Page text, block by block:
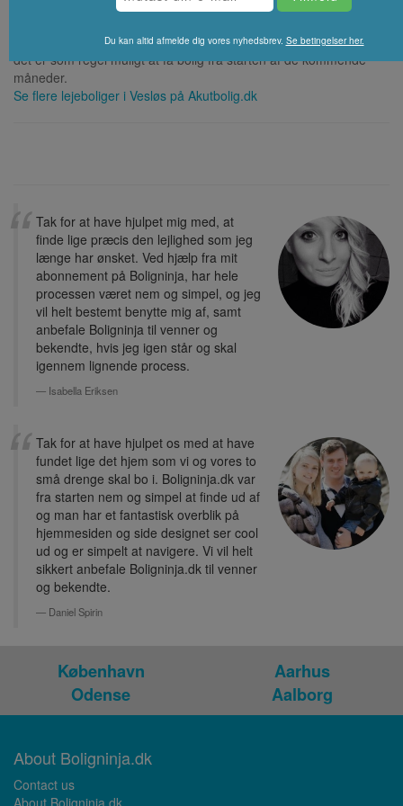
I Vesløs har vi kunboliger med ingen eller meget kort ventetid
det er som regel muligt at få bolig fra starten af de kommende
måneder.
Se flere lejeboliger i Vesløs på Akutbolig.dk
Tak for at have hjulpet mig med, at
finde lige præcis den lejlighed som jeg
længe har ønsket. Ved hjælp fra mit
abonnement på Boligninja, har hele
processen været nem og simpel, og jeg
vil helt bestemt benytte mig af, samt
anbefale Boligninja til venner og
bekendte, hvis jeg igen står og skal
igennem lignende process.
Isabella Eriksen
Tak for at have hjulpet os med at have
fundet lige det hjem som vi og vores to
små drenge skal bo i. Boligninja.dk var
fra starten nem og simpel at finde ud af
og man har et fantastisk overblik på
hjemmesiden og side designet ser cool
ud og er simpelt at navigere. Vi vil helt
sikkert anbefale Boligninja.dk til venner
og bekendte.
Daniel Spirin
København
Aarhus
Odense
Aalborg
About Boligninja.dk
Contact us
Du kan altid afmelde dig vores nyhedsbrev. Se betingelser her.